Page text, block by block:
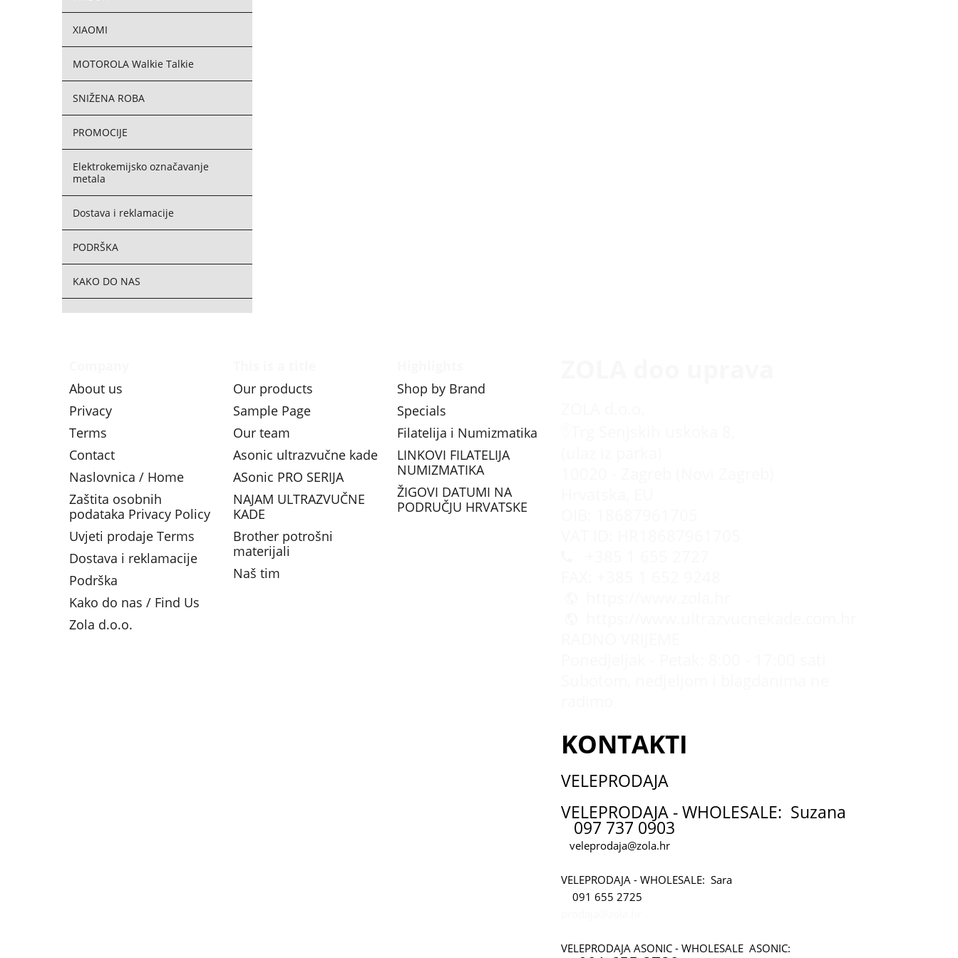
XIAOMI
MOTOROLA Walkie Talkie
SNIŽENA ROBA
PROMOCIJE
Elektrokemijsko označavanje
metala
Dostava i reklamacije
PODRŠKA
KAKO DO NAS
About us
Privacy
Terms
Contact
Naslovnica / Home
Zaštita osobnih
podataka Privacy Policy
Uvjeti prodaje Terms
Dostava i reklamacije
Podrška
Kako do nas / Find Us
Zola d.o.o.
Our products
Sample Page
Our team
Asonic ultrazvučne kade
ASonic PRO SERIJA
NAJAM ULTRAZVUČNE
KADE
Brother potrošni
materijali
Naš tim
Shop by Brand
Specials
Filatelija i Numizmatika
LINKOVI FILATELIJA
NUMIZMATIKA
ŽIGOVI DATUMI NA
PODRUČJU HRVATSKE
KONTAKTI
VELEPRODAJA
VELEPRODAJA - WHOLESALE: Suzana
097 737 0903
veleprodaja@zola.hr
VELEPRODAJA - WHOLESALE: Sara
091 655 2725
VELEPRODAJA ASONIC - WHOLESALE ASONIC: